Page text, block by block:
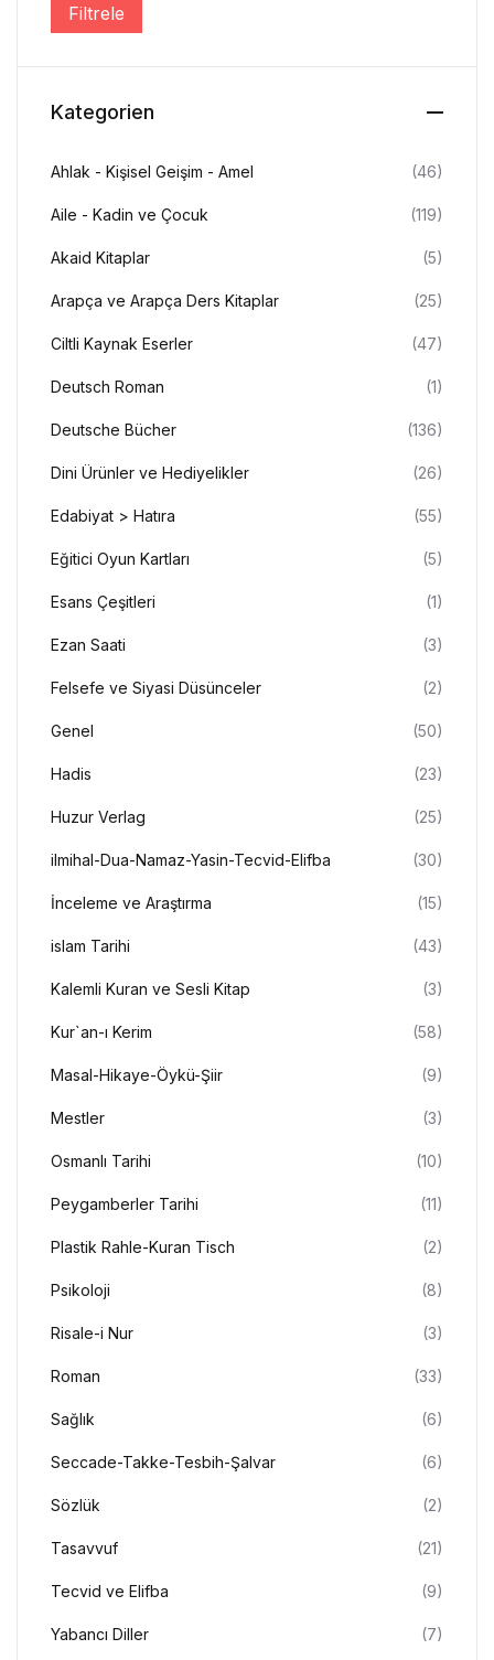
En düşük fiyat
En yüksek fiyat
Filtrele
Kategorien
Ahlak - Kişisel Geişim - Amel (46)
Aile - Kadin ve Çocuk (119)
Akaid Kitaplar (5)
Arapça ve Arapça Ders Kitaplar (25)
Ciltli Kaynak Eserler (47)
Deutsch Roman (1)
Deutsche Bücher (136)
Dini Ürünler ve Hediyelikler (26)
Edabiyat > Hatıra (55)
Eğitici Oyun Kartları (5)
Esans Çeşitleri (1)
Ezan Saati (3)
Felsefe ve Siyasi Düsünceler (2)
Genel (50)
Hadis (23)
Huzur Verlag (25)
ilmihal-Dua-Namaz-Yasin-Tecvid-Elifba (30)
İnceleme ve Araştırma (15)
islam Tarihi (43)
Kalemli Kuran ve Sesli Kitap (3)
Kur`an-ı Kerim (58)
Masal-Hikaye-Öykü-Şiir (9)
Mestler (3)
Osmanlı Tarihi (10)
Peygamberler Tarihi (11)
Plastik Rahle-Kuran Tisch (2)
Psikoloji (8)
Risale-i Nur (3)
Roman (33)
Sağlık (6)
Seccade-Takke-Tesbih-Şalvar (6)
Sözlük (2)
Tasavvuf (21)
Tecvid ve Elifba (9)
Yabancı Diller (7)